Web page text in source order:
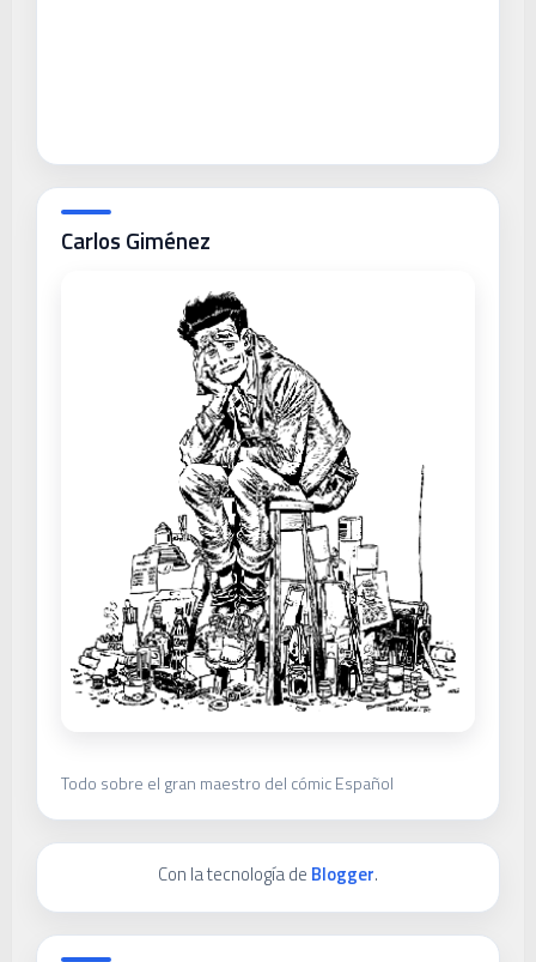
Carlos Giménez
Todo sobre el gran maestro del cómic Español
Con la tecnología de Blogger.